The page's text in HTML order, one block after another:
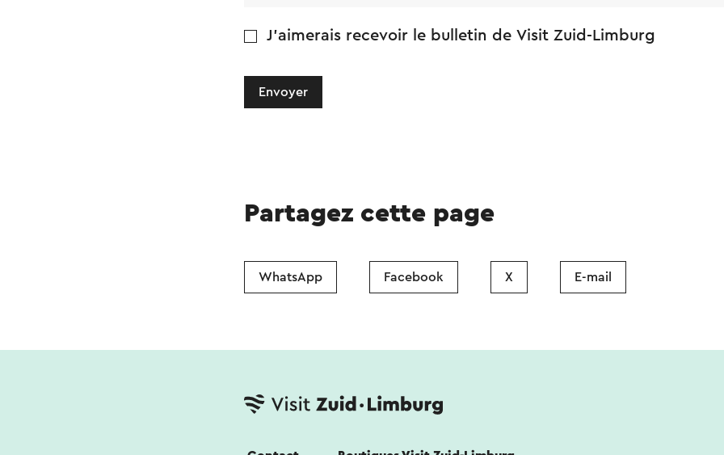
J'aimerais recevoir le bulletin de Visit Zuid-Limburg
Envoyer
Partagez cette page
WhatsApp Facebook X E-mail